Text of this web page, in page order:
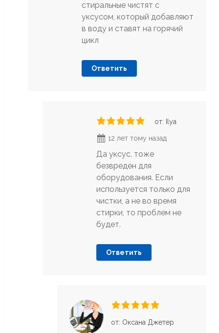
стиральные чистят с
уксусом, который добавляют
в воду и ставят на горячий
цикл
Ответить
от: Ilya
12 лет тому назад
Да уксус, тоже
безвреден для
оборудования. Если
используется только для
чистки, а не во время
стирки, то проблем не
будет.
Ответить
от: Оксана Джетер